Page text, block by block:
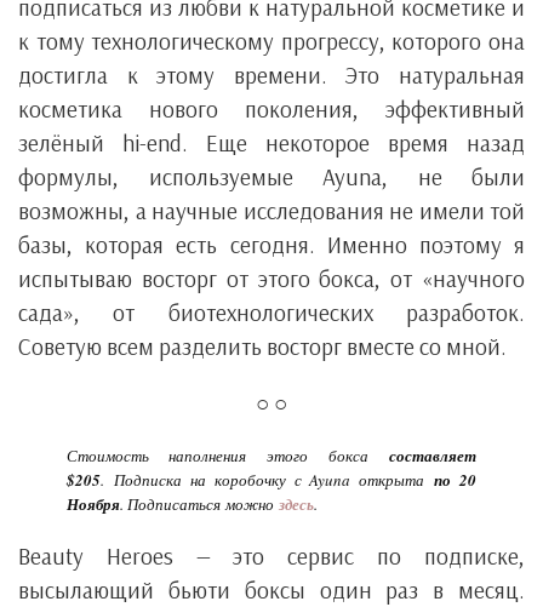
подписаться из любви к натуральной косметике и
к тому технологическому прогрессу, которого она
достигла к этому времени. Это натуральная
косметика нового поколения, эффективный
зелёный hi-end. Еще некоторое время назад
формулы, используемые Ayuna, не были
возможны, а научные исследования не имели той
базы, которая есть сегодня. Именно поэтому я
испытываю восторг от этого бокса, от «научного
сада», от биотехнологических разработок.
Советую всем разделить восторг вместе со мной.
○ ○
Стоимость наполнения этого бокса составляет
$205. Подписка на коробочку с Ayuna открытапо 20
Ноября. Подписаться можно здесь.
Beauty Heroes — это сервис по подписке,
высылающий бьюти боксы один раз в месяц.